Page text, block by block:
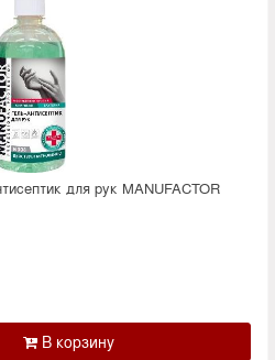
для рук MANUFACTOR